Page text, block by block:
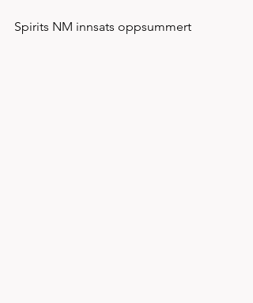
Spirits NM innsats oppsummert